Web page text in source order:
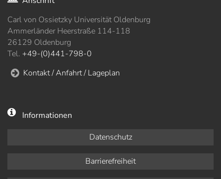
Carl von Ossietzky Universität Oldenburg
Ammerländer Heerstraße 114-118
26129 Oldenburg
Tel. +49-(0)441-798-0
Kontakt / Anfahrt / Lageplan
Informationen
Datenschutz
Barrierefreiheit